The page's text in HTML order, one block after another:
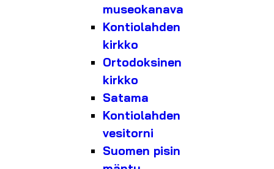
museokanava
Kontiolahden
kirkko
Ortodoksinen
kirkko
Satama
Kontiolahden
vesitorni
Suomen pisin